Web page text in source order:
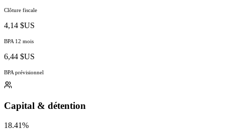
Clôture fiscale
4,14 $US
BPA 12 mois
6,44 $US
BPA prévisionnel
Capital & détention
18.41%